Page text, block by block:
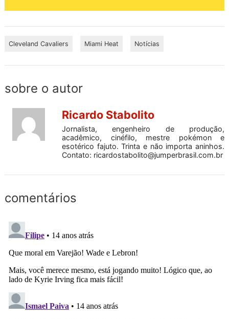
Cleveland Cavaliers Miami Heat Notícias
sobre o autor
Ricardo Stabolito
Jornalista, engenheiro de produção,
acadêmico, cinéfilo, mestre pokémon e
esotérico fajuto. Trinta e não importa aninhos.
Contato: ricardostabolito@jumperbrasil.com.br
comentários